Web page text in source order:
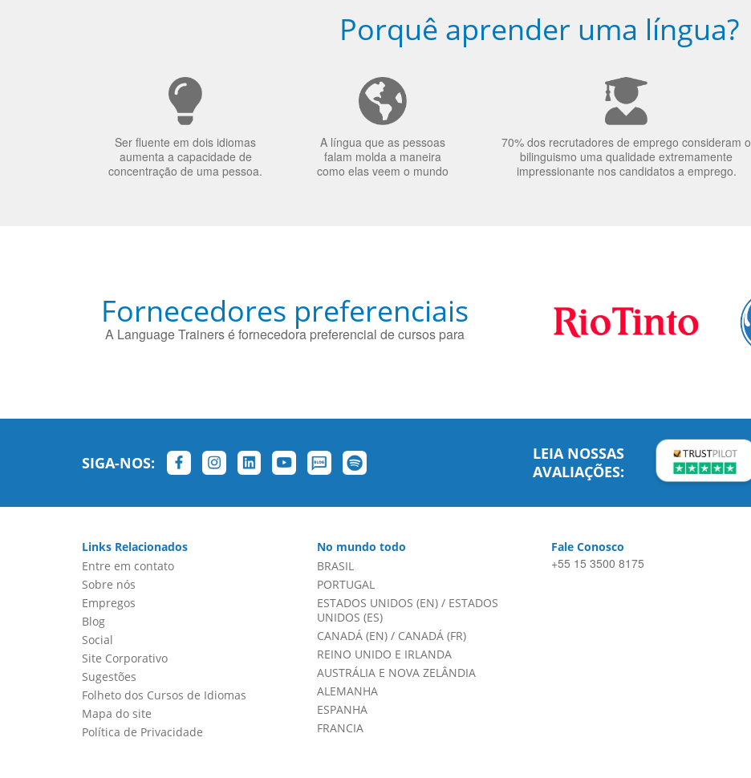
Porquê aprender uma língua?
Ser fluente em dois idiomas
aumenta a capacidade de
concentração de uma pessoa.
A língua que as pessoas
falam molda a maneira
como elas veem o mundo
70% dos recrutadores de emprego consideram o
bilinguismo uma qualidade extremamente
impressionante nos candidatos a emprego.
Fornecedores preferenciais
A Language Trainers é fornecedora preferencial de cursos para
SIGA-NOS:
LEIA NOSSAS
AVALIAÇÕES:
Links Relacionados
Entre em contato
Sobre nós
Empregos
Blog
Social
Site Corporativo
Sugestões
Folheto dos Cursos de Idiomas
Mapa do site
Política de Privacidade
No mundo todo
BRASIL
PORTUGAL
ESTADOS UNIDOS (EN)/ ESTADOS
UNIDOS (ES)
CANADÁ (EN)/ CANADÁ (FR)
REINO UNIDO E IRLANDA
AUSTRÁLIA E NOVA ZELÂNDIA
ALEMANHA
ESPANHA
FRANCIA
Fale Conosco
+55 15 3500 8175